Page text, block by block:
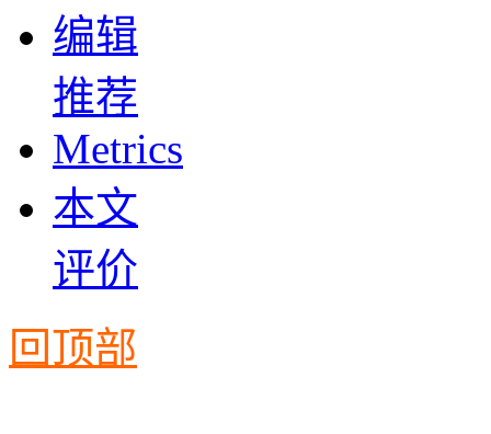
编辑
推荐
Metrics
本文
评价
回顶部